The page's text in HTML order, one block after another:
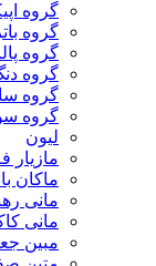
گروه
گروه
گروه
گروه
گروه
گروه
لیون
مازیار
ماکان
مانی
مانی
مبین